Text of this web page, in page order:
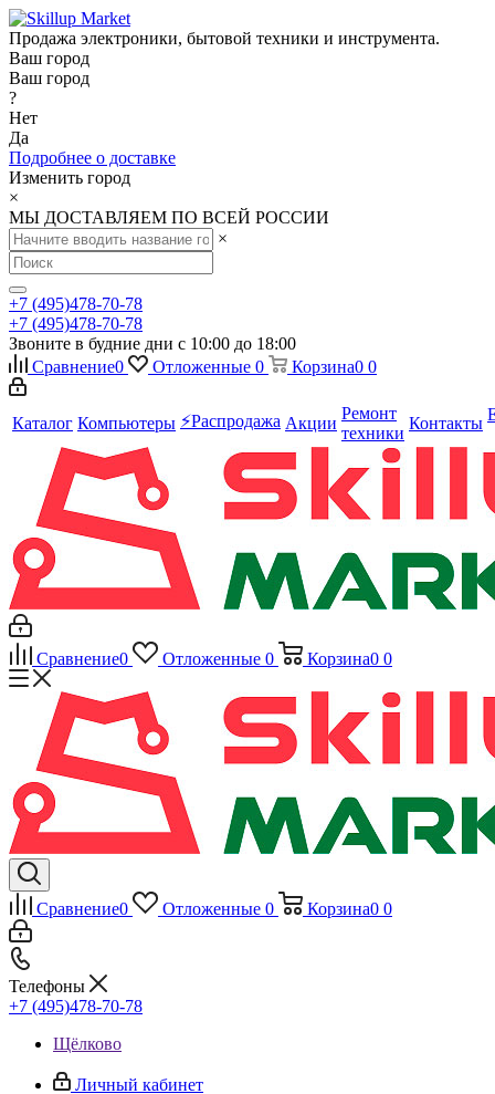
Продажа электроники, бытовой техники и инструмента.
Ваш город
Ваш город
?
Нет
Да
Подробнее о доставке
Изменить город
×
МЫ ДОСТАВЛЯЕМ ПО ВСЕЙ РОССИИ
×
+7 (495)478-70-78
+7 (495)478-70-78
Звоните в будние дни с 10:00 до 18:00
Сравнение0 Отложенные 0 Корзина0 0
Каталог Компьютеры ⚡️Распродажа Акции
Ремонт
техники
Контакты
Сравнение0 Отложенные 0 Корзина0 0
Сравнение0 Отложенные 0 Корзина0 0
Телефоны
+7 (495)478-70-78
Щёлково
Личный кабинет